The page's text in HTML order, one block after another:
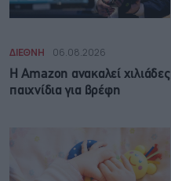
ΔΙΕΘΝΗ 06.08.2026
Η Amazon ανακαλεί χιλιάδες
παιχνίδια για βρέφη